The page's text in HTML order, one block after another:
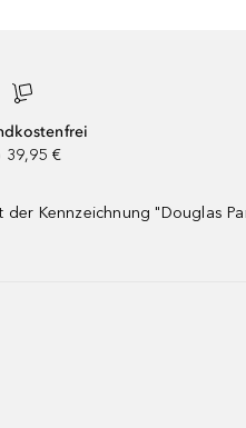
39,95 €
Kennzeichnung "Douglas